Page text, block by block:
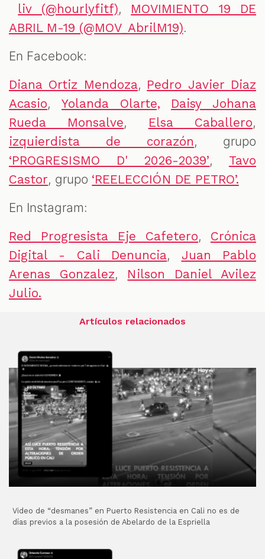
liv (@hourlyfitf), MOVIMIENTO 19 DE
ABRIL M-19 (@MOV_AbrilM19).
En Facebook:
Diana Ortiz Mendoza, Pedro Javier Diaz
Acasio, Yolanda Olarte,
Daisy Johana
Rueda Monsalve, Elsa Caballero,
izquierdista de corazón, grupo
‘PROGRESISMO D' 2026-2039’, Tavo
Castor, grupo ‘REELECCIÓN DE PETRO’.
En Instagram:
Red Progresista Eje Cafetero, Crónica
Digital - Cali Denuncia, Juan Pablo
Arenas Gonzalez, Nilson Daniel Avilez
Julio.
Artículos relacionados
Video de “desmanes” en Puerto Resistencia en Cali no es de
días previos a la posesión de Abelardo de la Espriella